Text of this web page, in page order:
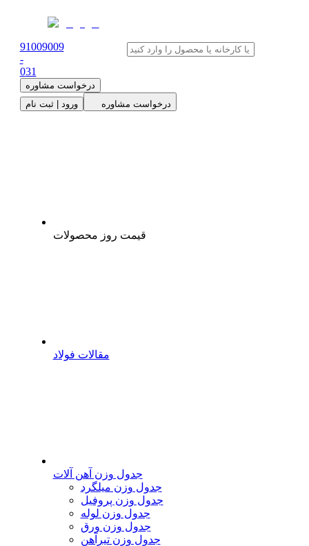
91009009
-
031
درخواست مشاوره
ورود | ثبت نام
درخواست مشاوره
قیمت روز محصولات
مقالات فولاد
جدول وزن آهن آلات
جدول وزن میلگرد
جدول وزن پروفیل
جدول وزن لوله
جدول وزن ورق
جدول وزن تیرآهن